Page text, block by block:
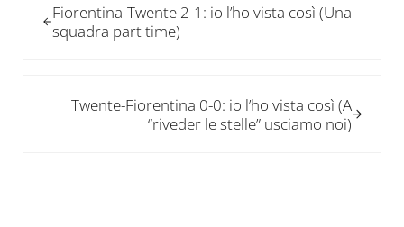
Fiorentina-Twente 2-1: io l’ho vista così (Una
squadra part time)
Twente-Fiorentina 0-0: io l’ho vista così (A
“riveder le stelle” usciamo noi)